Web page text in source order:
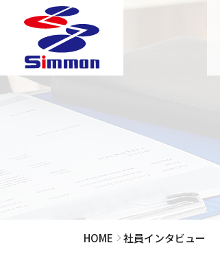
HOME 社員インタビュー